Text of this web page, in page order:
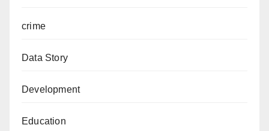
crime
Data Story
Development
Education